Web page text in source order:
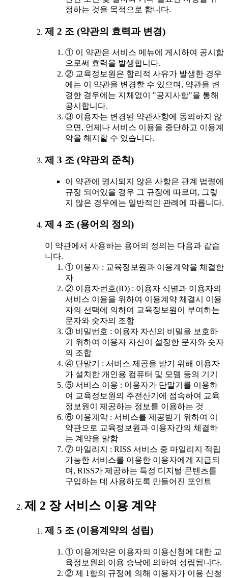
정하는 것을 목적으로 합니다.
제 2 조 (약관의 효력과 변경)
① 이 약관은 서비스 메뉴에 게시하여 공시함
으로써 효력을 발생합니다.
② 교육정보원은 합리적 사유가 발생한 경우
에는 이 약관을 변경할 수 있으며, 약관을 변
경한 경우에는 지체없이 "공지사항"을 통해
공시합니다.
③ 이용자는 변경된 약관사항에 동의하지 않
으면, 언제나 서비스 이용을 중단하고 이용계
약을 해지할 수 있습니다.
제 3 조 (약관외 준칙)
이 약관에 명시되지 않은 사항은 관계 법령에
규정 되어있을 경우 그 규정에 따르며, 그렇
지 않은 경우에는 일반적인 관례에 따릅니다.
제 4 조 (용어의 정의)
이 약관에서 사용하는 용어의 정의는 다음과 같습
니다.
① 이용자 : 교육정보원과 이용계약을 체결한
자
② 이용자번호(ID) : 이용자 식별과 이용자의
서비스 이용을 위하여 이용계약 체결시 이용
자의 선택에 의하여 교육정보원이 부여하는
문자와 숫자의 조합
③ 비밀번호 : 이용자 자신의 비밀을 보호하
기 위하여 이용자 자신이 설정한 문자와 숫자
의 조합
④ 단말기 : 서비스 제공을 받기 위해 이용자
가 설치한 개인용 컴퓨터 및 모뎀 등의 기기
⑤ 서비스 이용 : 이용자가 단말기를 이용하
여 교육정보원의 주전산기에 접속하여 교육
정보원이 제공하는 정보를 이용하는 것
⑥ 이용계약 : 서비스를 제공받기 위하여 이
약관으로 교육정보원과 이용자간의 체결하
는 계약을 말함
⑦ 마일리지 : RISS 서비스 중 마일리지 적립
가능한 서비스를 이용한 이용자에게 지급되
며, RISS가 제공하는 특정 디지털 콘텐츠를
구입하는 데 사용하도록 만들어진 포인트
제 2 장 서비스 이용 계약
제 5 조 (이용계약의 성립)
① 이용계약은 이용자의 이용신청에 대한 교
육정보원의 이용 승낙에 의하여 성립됩니다.
② 제 1항의 규정에 의해 이용자가 이용 신청